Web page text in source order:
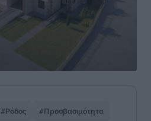
#Ρόδος #Προσβασιμότητα